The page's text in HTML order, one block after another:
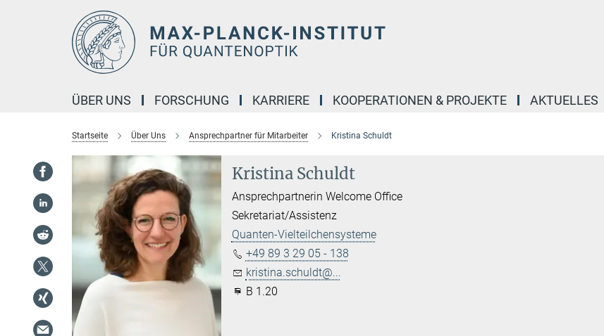
ÜBER UNS FORSCHUNG KARRIERE KOOPERATIONEN & PROJEKTE AKTUELLES
Startseite Über Uns Ansprechpartner für Mitarbeiter Kristina Schuldt
Kristina Schuldt
Ansprechpartnerin Welcome Office
Sekretariat/Assistenz
Quanten-Vielteilchensysteme
+49 89 3 29 05 - 138
kristina.schuldt@...
B 1.20